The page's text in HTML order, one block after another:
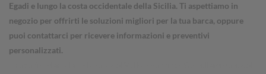
Egadi e lungo la costa occidentale della Sicilia. Ti aspettiamo in
negozio per offrirti le soluzioni migliori per la tua barca, oppure
puoi contattarci per ricevere informazioni e preventivi
personalizzati.